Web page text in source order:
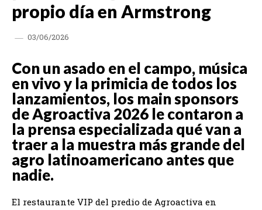
propio día en Armstrong
03/06/2026
Con un asado en el campo, música
en vivo y la primicia de todos los
lanzamientos, los main sponsors
de Agroactiva 2026 le contaron a
la prensa especializada qué van a
traer a la muestra más grande del
agro latinoamericano antes que
nadie.
El restaurante VIP del predio de Agroactiva en